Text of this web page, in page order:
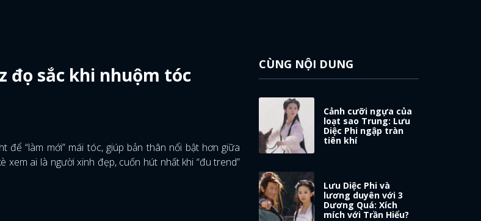
đọ sắc khi nhuộm tóc
để “làm mới” mái tóc, giúp bản thân nổi bật hơn giữa
xem ai là người xinh đẹp, cuốn hút nhất khi “đu trend”
CÙNG NỘI DUNG
Cảnh cưỡi ngựa của
loạt sao Trung: Lưu
Diệc Phi ngập tràn
tiên khí
Lưu Diệc Phi và
lương duyên với 3
Dương Quá: Xích
mích với Trần Hiểu?